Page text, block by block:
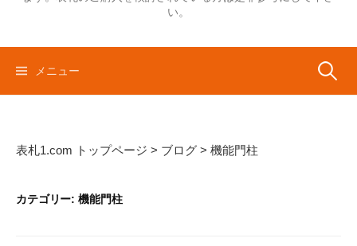
い。
メニュー 検
表札1.com トップページ > ブログ > 機能門柱
カテゴリー:機能門柱